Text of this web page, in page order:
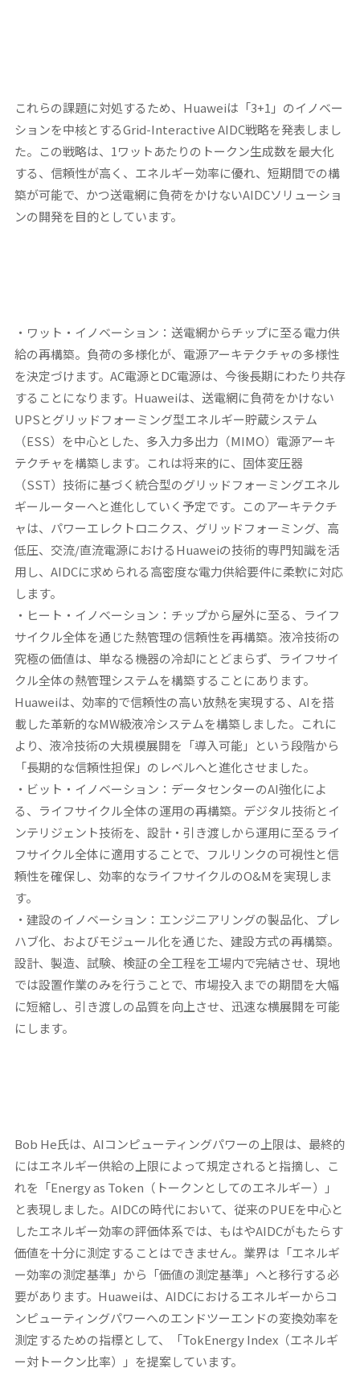
これらの課題に対処するため、Huaweiは「3+1」のイノベー
ションを中核とするGrid-Interactive AIDC戦略を発表しまし
た。この戦略は、1ワットあたりのトークン生成数を最大化
する、信頼性が高く、エネルギー効率に優れ、短期間での構
築が可能で、かつ送電網に負荷をかけないAIDCソリューショ
ンの開発を目的としています。
・ワット・イノベーション：送電網からチップに至る電力供
給の再構築。負荷の多様化が、電源アーキテクチャの多様性
を決定づけます。 AC電源とDC電源は、今後長期にわたり共存
することになります。Huaweiは、送電網に負荷をかけない
UPSとグリッドフォーミング型エネルギー貯蔵システム
（ESS）を中心とした、多入力多出力（MIMO）電源アーキ
テクチャを構築します。これは将来的に、固体変圧器
（SST）技術に基づく統合型のグリッドフォーミングエネル
ギールーターへと進化していく予定です。このアーキテクチ
ャは、パワーエレクトロニクス、グリッドフォーミング、高
低圧、交流/直流電源におけるHuaweiの技術的専門知識を活
用し、AIDCに求められる高密度な電力供給要件に柔軟に対応
します。
・ヒート・イノベーション：チップから屋外に至る、ライフ
サイクル全体を通じた熱管理の信頼性を再構築。 液冷技術の
究極の価値は、単なる機器の冷却にとどまらず、ライフサイ
クル全体の熱管理システムを構築することにあります。
Huaweiは、効率的で信頼性の高い放熱を実現する、AIを搭
載した革新的なMW級液冷システムを構築しました。これに
より、液冷技術の大規模展開を「導入可能」という段階から
「長期的な信頼性担保」のレベルへと進化させました。
・ビット・イノベーション：データセンターのAI強化によ
る、ライフサイクル全体の運用の再構築。 デジタル技術とイ
ンテリジェント技術を、設計・引き渡しから運用に至るライ
フサイクル全体に適用することで、フルリンクの可視性と信
頼性を確保し、効率的なライフサイクルのO&Mを実現しま
す。
・建設のイノベーション：エンジニアリングの製品化、プレ
ハブ化、およびモジュール化を通じた、建設方式の再構築。
設計、製造、試験、検証の全工程を工場内で完結させ、現地
では設置作業のみを行うことで、市場投入までの期間を大幅
に短縮し、引き渡しの品質を向上させ、迅速な横展開を可能
にします。
Bob He氏は、AIコンピューティングパワーの上限は、最終的
にはエネルギー供給の上限によって規定されると指摘し、こ
れを「Energy as Token（トークンとしてのエネルギー）」
と表現しました。AIDCの時代において、従来のPUEを中心と
したエネルギー効率の評価体系では、もはやAIDCがもたらす
価値を十分に測定することはできません。業界は「エネルギ
ー効率の測定基準」から「価値の測定基準」へと移行する必
要があります。Huaweiは、AIDCにおけるエネルギーからコ
ンピューティングパワーへのエンドツーエンドの変換効率を
測定するための指標として、「TokEnergy Index（エネルギ
ー対トークン比率）」を提案しています。